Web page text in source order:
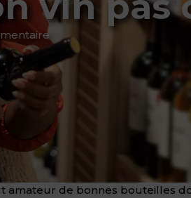
amateur de bonnes bouteilles